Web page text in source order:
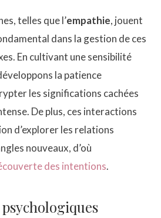
telles que l’empathie, jouent
dans la gestion de ces
En cultivant une sensibilité
la patience
les significations cachées
De plus, ces interactions
d’explorer les relations
nouveaux, d’où
des intentions.